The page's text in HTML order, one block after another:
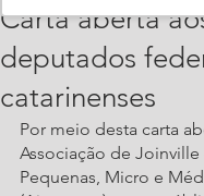
Carta aberta
deputados
catarinenses
Por meio desta carta
Associação de
Pequenas, Micro e